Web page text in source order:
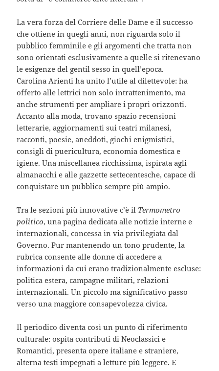
La vera forza del Corriere delle Dame e il successo
che ottiene in quegli anni, non riguarda solo il
pubblico femminile e gli argomenti che tratta non
sono orientati esclusivamente a quelle si ritenevano
le esigenze del gentil sesso in quell’epoca.
Carolina Arienti ha unito l’utile al dilettevole: ha
offerto alle lettrici non solo intrattenimento, ma
anche strumenti per ampliare i propri orizzonti.
Accanto alla moda, trovano spazio recensioni
letterarie, aggiornamenti sui teatri milanesi,
racconti, poesie, aneddoti, giochi enigmistici,
consigli di puericultura, economia domestica e
igiene. Una miscellanea ricchissima, ispirata agli
almanacchi e alle gazzette settecentesche, capace di
conquistare un pubblico sempre più ampio.
Tra le sezioni più innovative c’è il Termometro
politico, una pagina dedicata alle notizie interne e
internazionali, concessa in via privilegiata dal
Governo. Pur mantenendo un tono prudente, la
rubrica consente alle donne di accedere a
informazioni da cui erano tradizionalmente escluse:
politica estera, campagne militari, relazioni
internazionali. Un piccolo ma significativo passo
verso una maggiore consapevolezza civica.
Il periodico diventa così un punto di riferimento
culturale: ospita contributi di Neoclassici e
Romantici, presenta opere italiane e straniere,
alterna testi impegnati a letture più leggere. E